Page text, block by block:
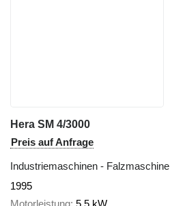
Hera SM 4/3000
Preis auf Anfrage
Industriemaschinen - Falzmaschine
1995
Motorleistung 5,5 kW